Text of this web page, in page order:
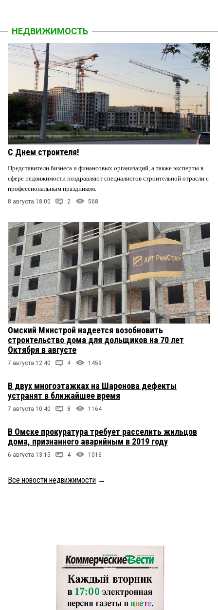
НЕДВИЖИМОСТЬ
С Днем строителя!
Представители бизнеса и финансовых организаций, а также эксперты в
сфере недвижимости поздравляют специалистов строительной отрасли с
профессиональным праздником.
8 августа 18:00 2 568
Омский Минстрой надеется возобновить
строительство дома для дольщиков на 70 лет
Октября в августе
7 августа 12:40 4 1459
В двух многоэтажках на Шаронова дефекты
устранят в ближайшее время
7 августа 10:40 8 1164
В Омске прокуратура требует расселить жильцов
дома, признанного аварийным в 2019 году
6 августа 13:15 4 1016
Все новости недвижимости →